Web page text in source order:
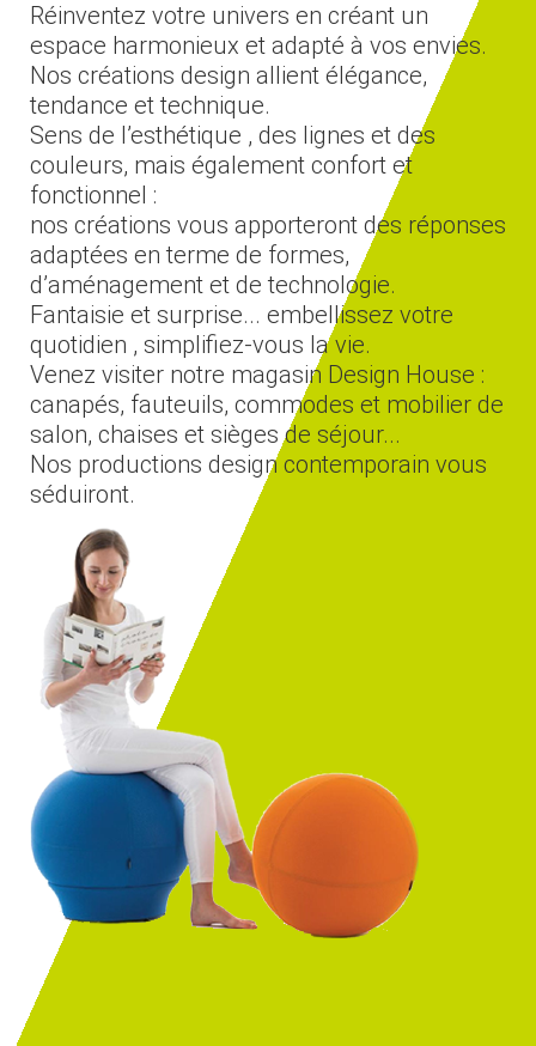
Réinventez votre univers en créant un
espace harmonieux et adapté à vos envies.
Nos créations design allient élégance,
tendance et technique.
Sens de l’esthétique , des lignes et des
couleurs, mais également confort et
fonctionnel :
nos créations vous apporteront des réponses
adaptées en terme de formes,
d’aménagement et de technologie.
Fantaisie et surprise... embellissez votre
quotidien , simplifiez-vous la vie.
Venez visiter notre magasin Design House :
canapés, fauteuils, commodes et mobilier de
salon, chaises et sièges de séjour...
Nos productions design contemporain vous
séduiront.